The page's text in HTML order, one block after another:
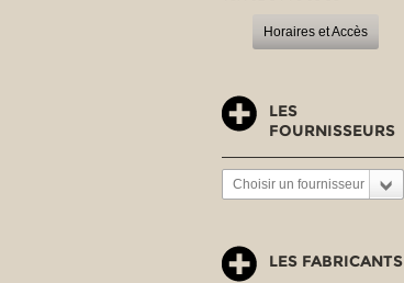
Horaires et Accès
LES
FOURNISSEURS
Choisir un fournisseur
LES FABRICANTS